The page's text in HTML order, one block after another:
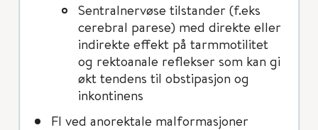
Sentralnervøse tilstander (f.eks
cerebral parese) med direkte eller
indirekte effekt på tarmmotilitet
og rektoanale reflekser som kan gi
økt tendens til obstipasjon og
inkontinens
FI ved anorektale malformasjoner